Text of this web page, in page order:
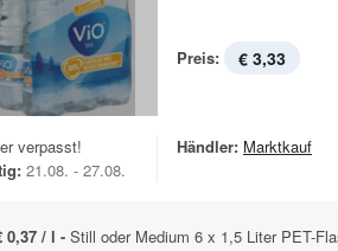
Preis: € 3,33
verpasst!
21.08. - 27.08.
Händler: Marktkauf
0,37 / l - Still oder Medium 6 x 1,5 Liter PET-